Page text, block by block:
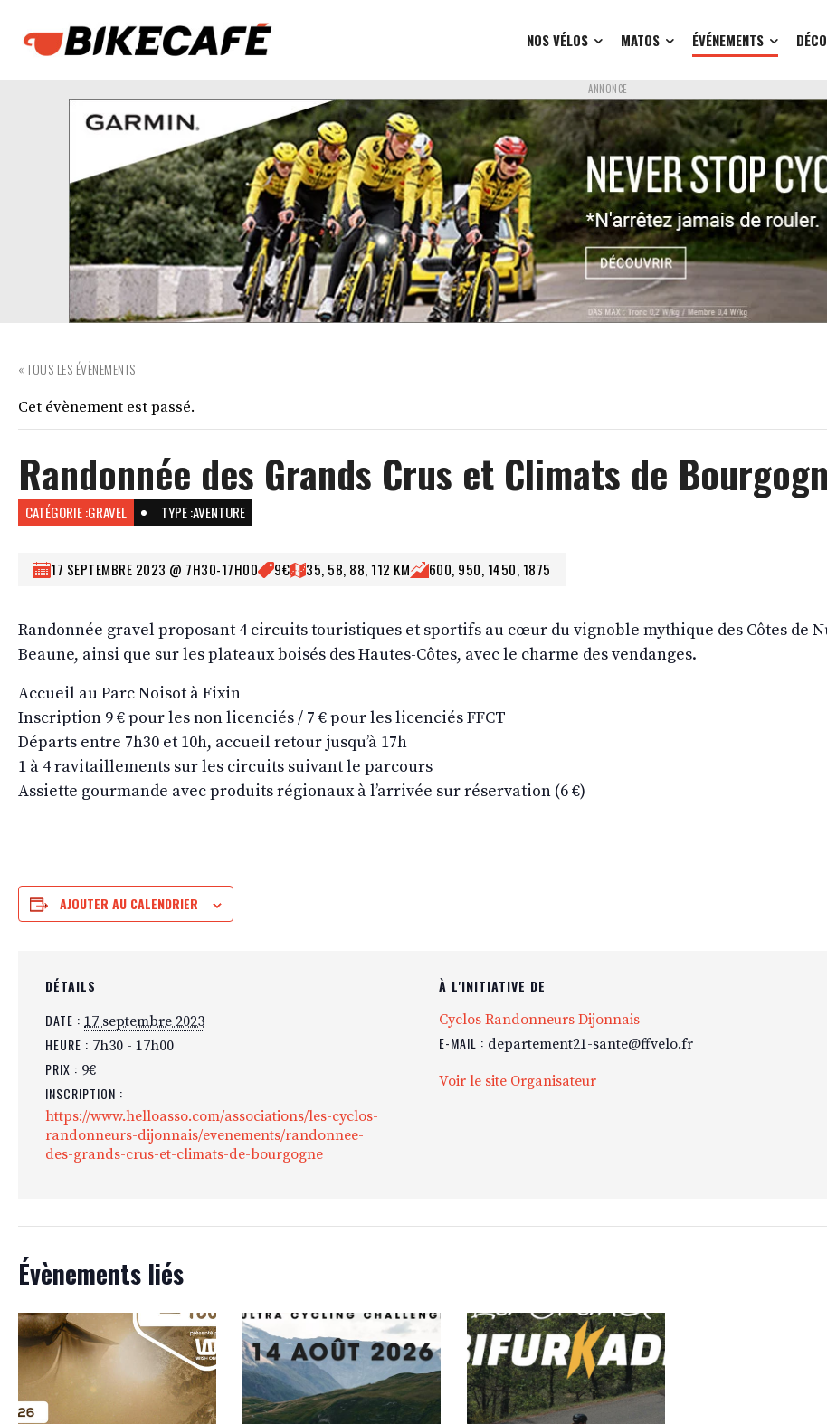
NOS VÉLOS MATOS ÉVÉNEMENTS
ANNONCE
« TOUS LES ÉVÈNEMENTS
Cet évènement est passé.
Randonnée des Grands Crus et Climats de
CATÉGORIE :GRAVEL TYPE :AVENTURE
17 SEPTEMBRE 2023 @ 7H30-17H00 9€ 35, 58, 88, 112 KM 600, 950, 1450, 1875
Randonnée gravel proposant 4 circuits touristiques et sportifs au cœur du vignoble mythique des Côtes de
Beaune, ainsi que sur les plateaux boisés des Hautes-Côtes, avec le charme des vendanges.
Accueil au Parc Noisot à Fixin
Inscription 9 € pour les non licenciés / 7 € pour les licenciés FFCT
Départs entre 7h30 et 10h, accueil retour jusqu’à 17h
1 à 4 ravitaillements sur les circuits suivant le parcours
Assiette gourmande avec produits régionaux à l’arrivée sur réservation (6 €)
AJOUTER AU CALENDRIER
DÉTAILS
DATE : 17 septembre 2023
HEURE : 7h30 - 17h00
PRIX : 9€
INSCRIPTION :
https://www.helloasso.com/associations/les-cyclos-
randonneurs-dijonnais/evenements/randonnee-
des-grands-crus-et-climats-de-bourgogne
À L'INITIATIVE DE
Cyclos Randonneurs Dijonnais
E-MAIL : departement21-sante@ffvelo.fr
Voir le site Organisateur
Évènements liés